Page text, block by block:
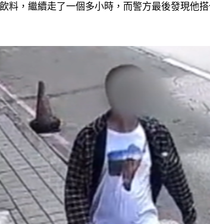
，繼續走了一個多小時，而警方最後發現他